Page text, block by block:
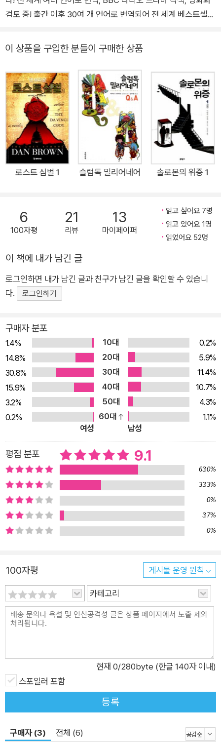
검토 중! 출간 이후 30여 개 언어로 번역되어 전 세계 베스트셀러
화제를 석권하는 등 최고의 화제를 불러왔던 소설 『슬럼독 밀리
로 돌아왔다. 세상에서 가장 드라마틱한 퀴즈쇼를 기발한 상상력
과 탁월한 입담으로 풀어내며 전 세계 독자들에게 커다란 감동을
전했던 비카스 스와루프가 이번에는 호화로운 파티 현장에서 벌
어진 살인 사건 현장으로 우리를 이끈다. 『6인의 용의자』 역시 출
간되자마자 여러 언어로 번역되고 BBC 라디오 드라마로 각색되
었으며 현재 영화화가 검토 중에 있다. 선과 악, 정의와 불의, 용
서와 단죄…… 6인의 용의자가 펼쳐 보이는 인간의 양극성! 인도
내무 장관의 아들이자 재벌 총수가 파티에서 살해되고 현장에서
보이는 6인의 용의자들이 어떻게 피해자가 주최한 파티에 한 자
리에 모이게 되었을까? 극악무도하고 불법을 일삼는 사회악이었
던 피해자를 살해한 범인은 의로운 영웅인가, 아니면 자신의 이익
을 위해 범죄를 저지른 또다른 악인에 불과한가? 『6인의 용의자』
의 용의자들은 모두 어떤 살해 동기를 가질 수 있을까 하는 의구
심을 불러일으키지만 사건 속으로 점점 빠져들수록 범인일 가능
성이 농후한 인물들로 ‘결백한 자, 과연 누구인가?’ 하는 의문을
지나온 삶을 리얼리티 쇼처럼 구성하여 극적 긴장감을 부여하고
있다면 『6인의 용의자』는 이들 용의자들이 모두 화자로 등장하
여 처음에는 자신이 범인일 수 없다는 무언의 항변을 하지만, 뒤
로 갈수록 범인의 혐의가 충분한 정황들이 펼쳐지면서 소설에 스
릴과 흥미를 불어넣는다. ◈ 사건 관계자 프로필 비키 라이 피해
자. 인도 내무 장관의 아들이자 재벌 총수. 자신이 저지른 살인이
면죄부를 받자 자축파티를 개최하나 그 자리에서 살해당한다. 이
익을 위해 물불을 가리지 않는 악인의 전형. 그러나 정의를 떠나
서 그의 죽음의 진실은 밝혀져야 한다. 자간나트 라이 용의자. 마
피아 출신의 인도 내무 장관이자 비키 라이의 아버지. 불법과 무
법통치의 대명사. 그러나 문제아 아들의 행동 때문에 자신의 정치
적 야망을 실현하기는커녕 현 입지마저 흔들리는 지경에 이른다.
아버지가 아들을 죽일 수도 있을까? 모한 쿠마르 용의자. 부패하
고 야비한 전직 수석 차관. 간디 강령회에 우연히 참석했다 마하
트마 간디의 영혼이 빙의되며 두 얼굴의 사나이가 된다. 자신의
출신으로 사원에 얹혀사는 휴대폰 좀도둑. 아름다운 부잣집 소녀
와 사랑에 빠지고 결혼까지 약속하지만 신분의 차이로 그들의 사
랑은 난관에 부딪힌다. 그녀를 구하기 위한 단 하나의 방법은 비
키 라이를 죽이는 것. 에케티 옹게 용의자. 소안다만제도 최후의
부족인 옹게족 청년. 인도 관리가 훔쳐 간 부족의 보물인 신성한
에 잉게타이가 비키 라이 손에 들어갔음을 알게 되고 그를 찾아
나선다. 샤브남 삭세나 용의자. 인도 최고의 섹시 여배우. 고향에
서 도망쳐 발리우드 성공 신화를 이루지만 늘 가족을 그리워한다.
그러나 자신의 영화 인생이 파멸의 위기에 이르고 여동생마저 어
려움에 처하자 결국 자신에게 치근대던 비키 라이에게 도움을 청
한다. 래리 페이지 용의자. 월마트 지게차 기사인 얼뜨기 미국인.
국제펜팔을 통해 사귄 여자와 결혼하기 위해 인도에 오지만 결혼
이 상품을 구입한 분들이 구매한 상품
로스트 심벌 1 슬럼독 밀리어네어 솔로몬의 위증 1
6
100자평
21
리뷰
13
마이페이퍼
읽고 싶어요 7명
읽고 있어요 1명
읽었어요 52명
이 책에 내가 남긴 글
로그인하면 내가 남긴 글과 친구가 남긴 글을 확인할 수 있습니
다.
로그인하기
구매자 분포
1.4% 10대
0.2%
14.8%
20대
5.9%
30.8%
30대
11.4%
15.9%
40대
10.7%
3.2%
50대
4.3%
0.2%
60대
1.1%
여성
남성
평점 분포 9.1
63.0%
33.3%
0%
3.7%
0%
100자평 게시물 운영 원칙
카테고리
현재 0/280byte (한글 140자 이내)
스포일러 포함
등록
구매자 (3) 전체 (6)